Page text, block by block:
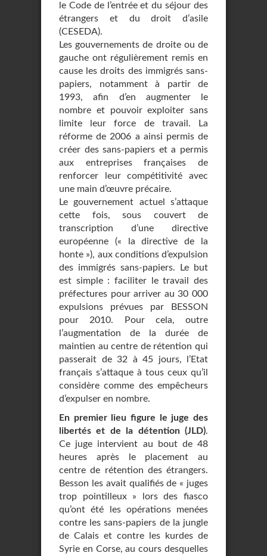
le Code de l’entrée et du séjour des
étrangers et du droit d’asile
(CESEDA).
Les gouvernements de droite ou de
gauche ont régulièrement remis en
cause les droits des immigrés sans-
papiers, notamment à partir de
1993, afin d’en augmenter le
nombre et pouvoir exploiter sans
limite leur force de travail. La
réforme de 2006 a ainsi permis de
créer des sans-papiers et a permis
aux entreprises françaises de
renforcer leur compétitivité avec
une main d’œuvre précaire.
Le gouvernement actuel s’attaque
cette fois, sous couvert de
transcription d’une directive
européenne (« la directive de la
honte »), aux conditions d’expulsion
des immigrés sans-papiers. Le but
est simple : faciliter le travail des
préfectures pour arriver au 30 000
expulsions prévues par BESSON
pour 2010. Pour cela, outre
l’augmentation de la durée de
maintien au centre de rétention qui
passerait de 32 à 45 jours, l’Etat
français s’attaque à tous ceux qu’il
considère comme des empêcheurs
d’expulser en nombre.
En premier lieu figure le juge des
libertés et de la détention (JLD).
Ce juge intervient au bout de 48
heures après le placement au
centre de rétention des étrangers.
Besson les avait qualifiés de « juges
trop pointilleux » lors des fiasco
qu’ont été les opérations menées
contre les sans-papiers de la jungle
de Calais et contre les kurdes de
Syrie en Corse, au cours desquelles